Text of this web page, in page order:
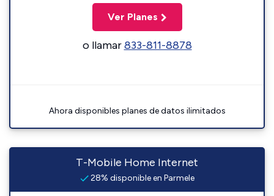
Ver Planes
o llamar833-811-8878
Ahora disponibles planes de datos ilimitados
T-Mobile Home Internet
28% disponible en Parmele